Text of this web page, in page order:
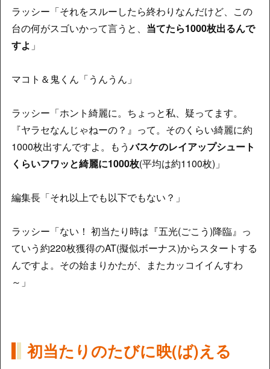
ラッシー「それをスルーしたら終わりなんだけど、この
台の何がスゴいかって言うと、 当てたら1000枚出るんで
すよ 」
マコト＆鬼くん「うんうん」
ラッシー「ホント綺麗に。ちょっと私、疑ってます。
『ヤラセなんじゃねーの？』って。そのくらい綺麗に約
1000枚出すんですよ。もうバスケのレイアップシュート
くらいフワッと綺麗に1000枚(平均は約1100枚)」
編集長「それ以上でも以下でもない？」
ラッシー「ない！ 初当たり時は『五光(ごこう)降臨』っ
ていう約220枚獲得のAT(擬似ボーナス)からスタートする
んですよ。その始まりかたが、またカッコイイんすわ
～」
初当たりのたびに映(ば)える